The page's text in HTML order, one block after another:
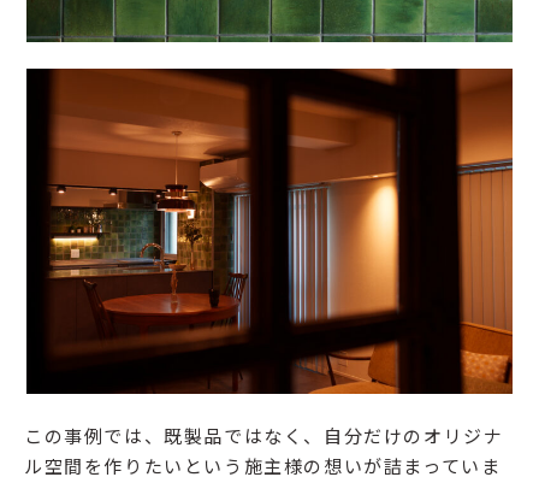
この事例では、既製品ではなく、自分だけのオリジナ
ル空間を作りたいという施主様の想いが詰まっていま